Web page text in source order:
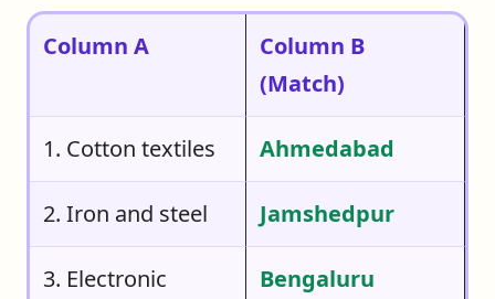
Column A
Column B
(Match)
1. Cotton textiles Ahmedabad
2. Iron and steel Jamshedpur
3. Electronic
Bengaluru